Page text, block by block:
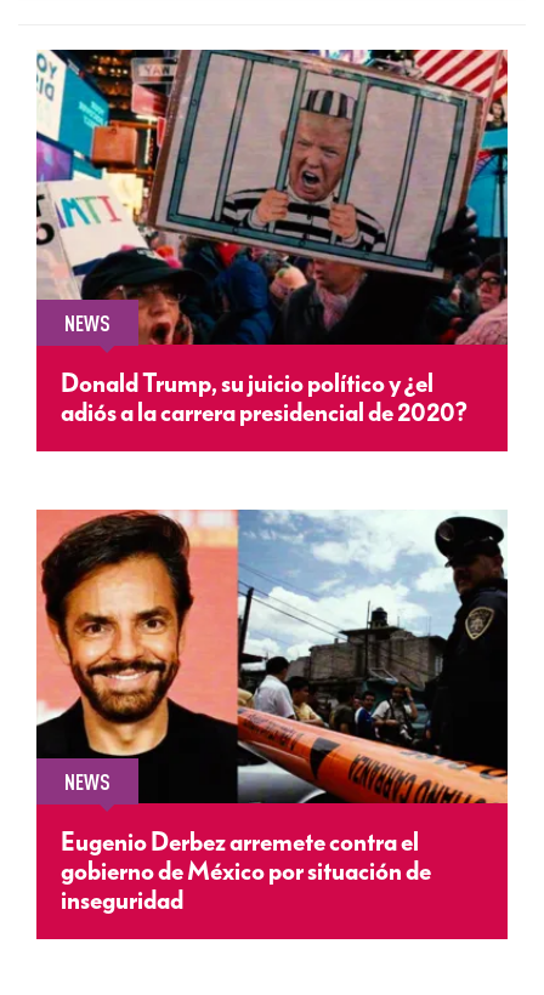
NEWS
Donald Trump, su juicio político y ¿el
adiós a la carrera presidencial de 2020?
NEWS
Eugenio Derbez arremete contra el
gobierno de México por situación de
inseguridad